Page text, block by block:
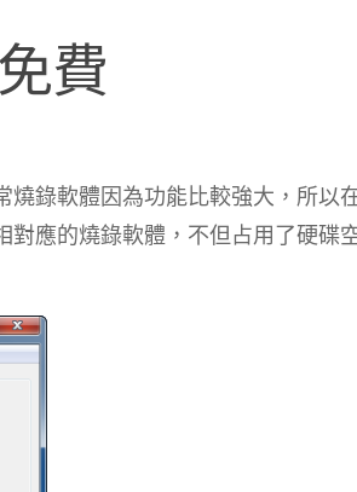
費
錄軟體因為功能比較強大，所以
應的燒錄軟體，不但占用了硬碟